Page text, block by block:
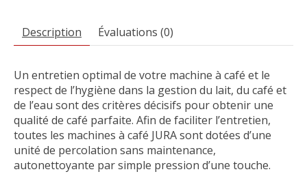
Description Évaluations (0)
Un entretien optimal de votre machine à café et le
respect de l’hygiène dans la gestion du lait, du café et
de l’eau sont des critères décisifs pour obtenir une
qualité de café parfaite. Afin de faciliter l’entretien,
toutes les machines à café JURA sont dotées d’une
unité de percolation sans maintenance,
autonettoyante par simple pression d’une touche.